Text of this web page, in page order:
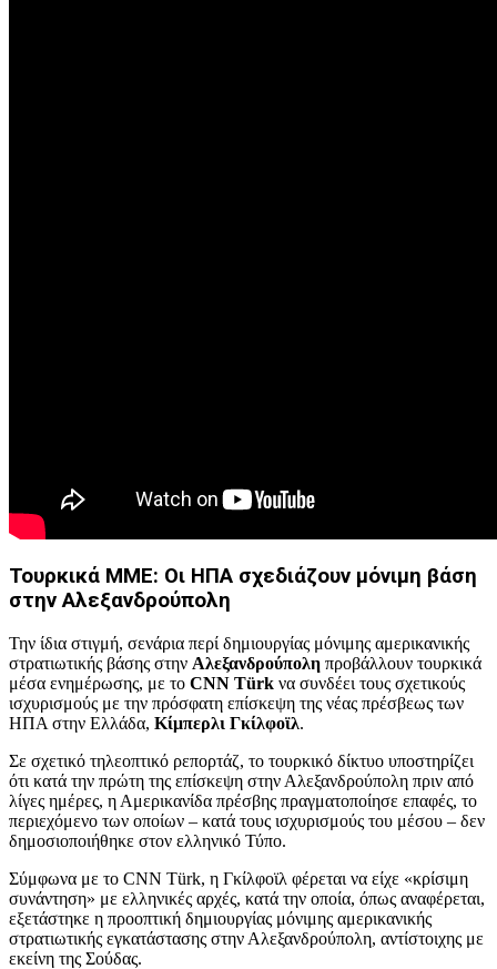
Τουρκικά ΜΜΕ: Οι ΗΠΑ σχεδιάζουν μόνιμη βάση
στην Αλεξανδρούπολη
Την ίδια στιγμή, σενάρια περί δημιουργίας μόνιμης αμερικανικής
στρατιωτικής βάσης στην Αλεξανδρούπολη προβάλλουν τουρκικά
μέσα ενημέρωσης, με το CNN Türk να συνδέει τους σχετικούς
ισχυρισμούς με την πρόσφατη επίσκεψη της νέας πρέσβεως των
ΗΠΑ στην Ελλάδα, Κίμπερλι Γκίλφοϊλ.
Σε σχετικό τηλεοπτικό ρεπορτάζ, το τουρκικό δίκτυο υποστηρίζει
ότι κατά την πρώτη της επίσκεψη στην Αλεξανδρούπολη πριν από
λίγες ημέρες, η Αμερικανίδα πρέσβης πραγματοποίησε επαφές, το
περιεχόμενο των οποίων – κατά τους ισχυρισμούς του μέσου – δεν
δημοσιοποιήθηκε στον ελληνικό Τύπο.
Σύμφωνα με το CNN Türk, η Γκίλφοϊλ φέρεται να είχε «κρίσιμη
συνάντηση» με ελληνικές αρχές, κατά την οποία, όπως αναφέρεται,
εξετάστηκε η προοπτική δημιουργίας μόνιμης αμερικανικής
στρατιωτικής εγκατάστασης στην Αλεξανδρούπολη, αντίστοιχης με
εκείνη της Σούδας.